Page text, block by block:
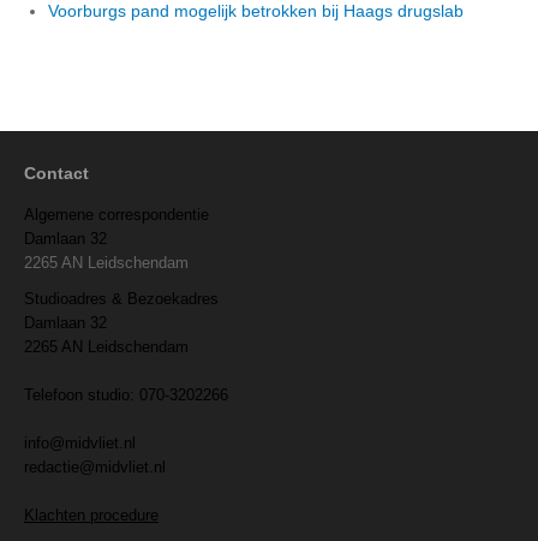
Voorburgs pand mogelijk betrokken bij Haags drugslab
Contact
Algemene correspondentie
Damlaan 32
2265 AN Leidschendam
Studioadres & Bezoekadres
Damlaan 32
2265 AN Leidschendam
Telefoon studio: 070-3202266
info@midvliet.nl
redactie@midvliet.nl
Klachten procedure